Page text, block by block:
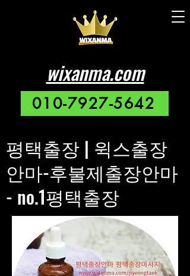
wixanma.com
010-7927-5642
평택출장 | 윅스출장
안마-후불제출장안마
- no.1평택출장